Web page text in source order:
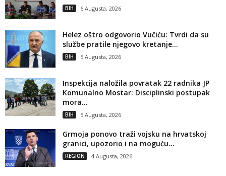
BIH 6 Augusta, 2026
Helez oštro odgovorio Vučiću: Tvrdi da su
službe pratile njegovo kretanje...
BIH 5 Augusta, 2026
Inspekcija naložila povratak 22 radnika JP
Komunalno Mostar: Disciplinski postupak
mora...
BIH 5 Augusta, 2026
Grmoja ponovo traži vojsku na hrvatskoj
granici, upozorio i na moguću...
REGION 4 Augusta, 2026